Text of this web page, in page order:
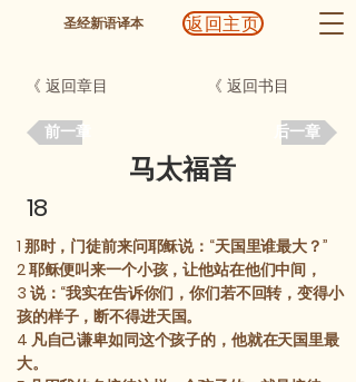
圣经新语译本 返回主页
《 返回章目
前一章
《 返回书目
后一章
马太福音
18
1 那时，门徒前来问耶稣说：“天国里谁最大？”
2耶稣便叫来一个小孩，让他站在他们中间，
3 说：“我实在告诉你们，你们若不回转，变得小
孩的样子，断不得进天国。
4 凡自己谦卑如同这个孩子的，他就在天国里最
大。